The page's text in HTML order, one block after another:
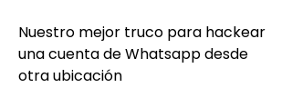
Nuestro mejor truco para hackear
una cuenta de Whatsapp desde
otra ubicación